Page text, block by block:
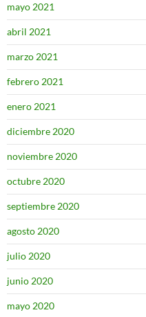
mayo 2021
abril 2021
marzo 2021
febrero 2021
enero 2021
diciembre 2020
noviembre 2020
octubre 2020
septiembre 2020
agosto 2020
julio 2020
junio 2020
mayo 2020